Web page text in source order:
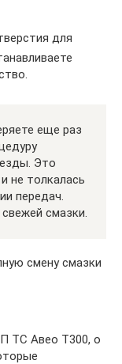
для
еще раз
Это
не толкалась
передач.
смазки.
смену смазки
ТС Авео Т300, о